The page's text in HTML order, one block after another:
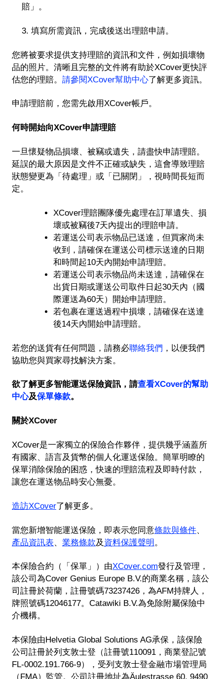
賠」。
3. 填寫所需資訊，完成後送出理賠申請。
您將被要求提供支持理賠的資訊和文件，例如損壞物
品的照片。清晰且完整的文件將有助於XCover更快評
估您的理賠。 請參閱XCover幫助中心了解更多資訊。
申請理賠前，您需先啟用XCover帳戶。
何時開始向XCover申請理賠
一旦懷疑物品損壞、被竊或遺失，請盡快申請理賠。
延誤的最大原因是文件不正確或缺失，這會導致理賠
狀態變更為「待處理」或「已關閉」，視時間長短而
定。
XCover理賠團隊優先處理在訂單遺失、損
壞或被竊後7天內提出的理賠申請。
若運送公司表示物品已送達，但買家尚未
收到，請確保在運送公司標示送達的日期
和時間起10天內開始申請理賠。
若運送公司表示物品尚未送達，請確保在
出貨日期或運送公司取件日起30天內（國
際運送為60天）開始申請理賠。
若包裹在運送過程中損壞，請確保在送達
後14天內開始申請理賠。
若您的送貨有任何問題，請務必聯絡我們 ，以便我們
協助您與買家尋找解決方案。
欲了解更多智能運送保險資訊，請查看XCover的幫助
中心及保單條款。
關於XCover
XCover是一家獨立的保險合作夥伴，提供幾乎涵蓋所
有國家、語言及貨幣的個人化運送保險。簡單明瞭的
保單消除保險的困惑，快速的理賠流程及即時付款，
讓您在運送物品時安心無憂。
造訪XCover了解更多。
當您新增智能運送保險，即表示您同意條款與條件、
產品資訊表、 業務條款及 資料保護聲明 。
本保險合約（「保單」）由XCover.com發行及管理，
該公司為Cover Genius Europe B.V.的商業名稱，該公
司註冊於荷蘭，註冊號碼73237426，為AFM持牌人，
牌照號碼12046177。Catawiki B.V.為免除附屬保險中
介機構。
本保險由Helvetia Global Solutions AG承保，該保險
公司註冊於列支敦士登（註冊號110091，商業登記號
FL-0002.191.766-9），受列支敦士登金融市場管理局
（FMA）監管。公司註冊地址為Äulestrasse 60, 9490